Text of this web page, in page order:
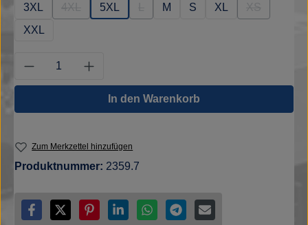
3XL
(Diese Option ist zurzeit nicht verfügbar.)
5XL
(Diese Option ist zurzeit nicht
M S XL
(Diese
XXL
Produkt Anzahl: Gib den gewünschten
In den Warenkorb
Zum Merkzettel hinzufügen
Produktnummer: 2359.7